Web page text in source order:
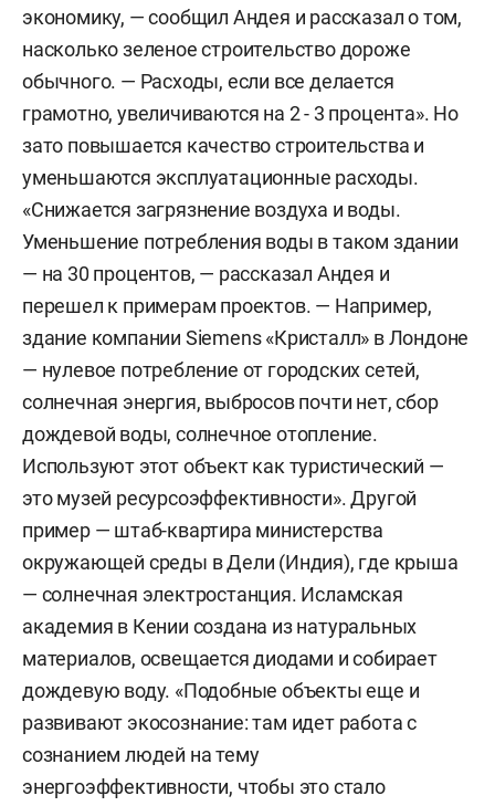
экономику, — сообщил Андея и рассказал о том,
насколько зеленое строительство дороже
обычного. — Расходы, если все делается
грамотно, увеличиваются на 2 - 3 процента». Но
зато повышается качество строительства и
уменьшаются эксплуатационные расходы.
«Снижается загрязнение воздуха и воды.
Уменьшение потребления воды в таком здании
— на 30 процентов, — рассказал Андея и
перешел к примерам проектов. — Например,
здание компании Siemens «Кристалл» в Лондоне
— нулевое потребление от городских сетей,
солнечная энергия, выбросов почти нет, сбор
дождевой воды, солнечное отопление.
Используют этот объект как туристический —
это музей ресурсоэффективности». Другой
пример — штаб-квартира министерства
окружающей среды в Дели (Индия), где крыша
— солнечная электростанция. Исламская
академия в Кении создана из натуральных
материалов, освещается диодами и собирает
дождевую воду. «Подобные объекты еще и
развивают экосознание: там идет работа с
сознанием людей на тему
энергоэффективности, чтобы это стало